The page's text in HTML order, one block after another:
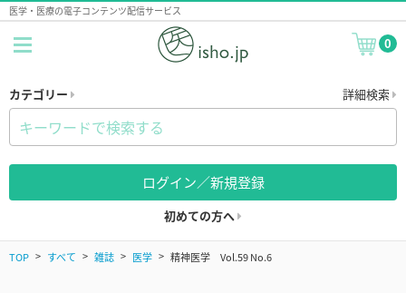
医学・医療の電子コンテンツ配信サービス
0
カテゴリー 詳細検索
ログイン／新規登録
初めての方へ
TOP すべて 雑誌 医学 精神医学 Vol.59 No.6